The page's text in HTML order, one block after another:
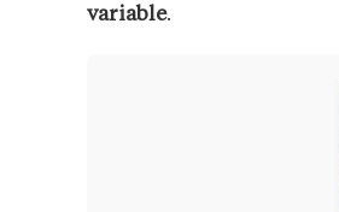
variable.